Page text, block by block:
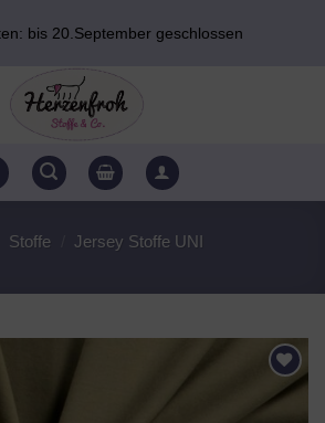
bis 20.September geschlossen
Stoffe Jersey Stoffe UNI